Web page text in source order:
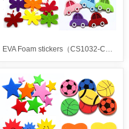
EVA Foam stickers（CS1032-CS1037）